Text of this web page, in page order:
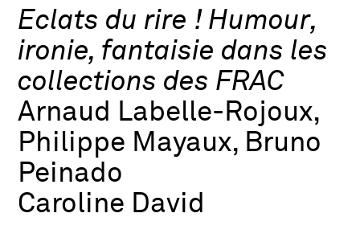
Eclats du rire ! Humour,
ironie, fantaisie dans les
collections des FRAC
Arnaud Labelle-Rojoux,
Philippe Mayaux, Bruno
Peinado
Caroline David